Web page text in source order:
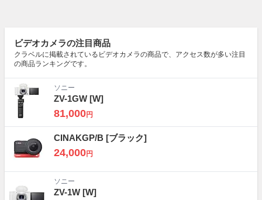
ビデオカメラの注目商品
クラベルに掲載されているビデオカメラの商品で、アクセス数が多い注目
の商品ランキングです。
ソニー
ZV-1GW [W]
81,000円
CINAKGP/B [ブラック]
24,000円
ソニー
ZV-1W [W]